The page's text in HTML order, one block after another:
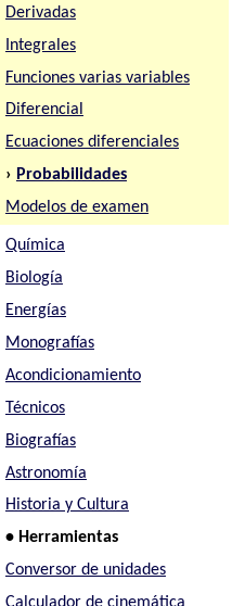
Derivadas
Integrales
Funciones varias variables
Diferencial
Ecuaciones diferenciales
› Probabilidades
Modelos de examen
Química
Biología
Energías
Monografías
Acondicionamiento
Técnicos
Biografías
Astronomía
Historia y Cultura
• Herramientas
Conversor de unidades